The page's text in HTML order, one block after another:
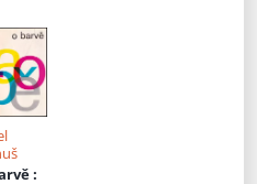
: